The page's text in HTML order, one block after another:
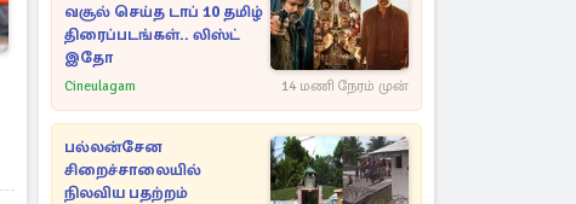
வசூல் செய்த டாப் 10 தமிழ்
திரைப்படங்கள்.. லிஸ்ட்
இதோ
Cineulagam 14 மணி நேரம் முன்
பல்லன்சேன
சிறைச்சாலையில்
நிலவிய பதற்றம்